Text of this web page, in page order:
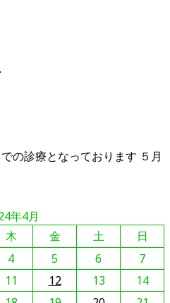
の診療となっております ５月
年4月
木 金 土
日
4 5 6
7
11 12 13
14